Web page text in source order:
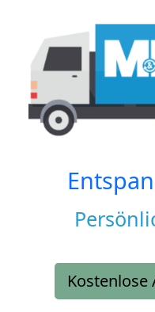
Kostenlose